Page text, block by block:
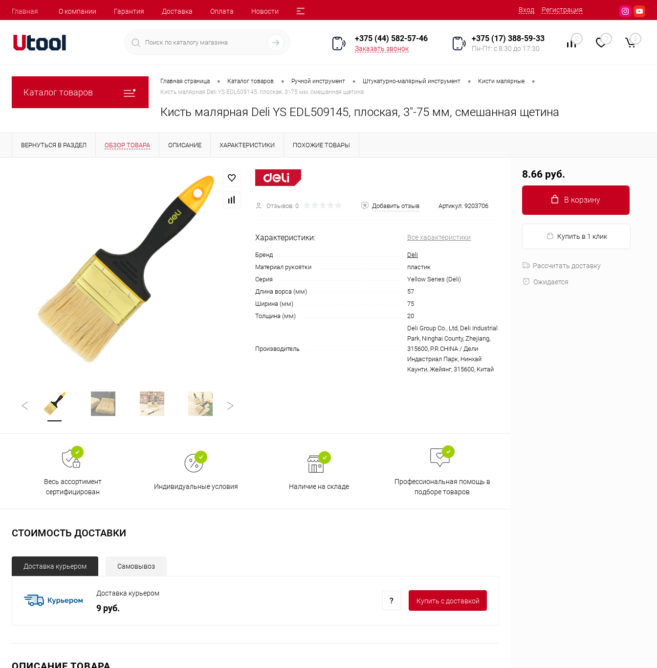
Главная О компании Гарантия Доставка Оплата Новости Вход Регистрация
+375 (44) 582-57-46
Заказать звонок
+375 (17) 388-59-33
Пн-Пт: с 8:30 до 17:30
0 0 0
Каталог товаров
Главная страница • Каталог товаров • Ручной инструмент • Штукатурно-малярный инструмент • Кисти малярные •
Кисть малярная Deli YS EDL509145, плоская, 3"-75 мм, смешанная щетина
Кисть малярная Deli YS EDL509145, плоская, 3"-75 мм, смешанная щетина
ВЕРНУТЬСЯ В РАЗДЕЛ ОБЗОР ТОВАРА ОПИСАНИЕ ХАРАКТЕРИСТИКИ ПОХОЖИЕ ТОВАРЫ
Отзывов: 0 Добавить отзыв Артикул: 9203706
Характеристики: Все характеристики
Бренд
Deli
Материал рукоятки
пластик
Серия
Yellow Series (Deli)
Длина ворса (мм)
57
Ширина (мм)
75
Толщина (мм)
20
Производитель
Deli Group Co., Ltd, Deli Industrial
Park, Ninghai County, Zhejiang,
315600, P.R.CHINA / Дели
Индастриал Парк, Нинхай
Каунти, Жейянг, 315600, Китай
Весь ассортимент
сертифицирован
Индивидуальные условия Наличие на складе
Профессиональная помощь в
подборе товаров
СТОИМОСТЬ ДОСТАВКИ
Доставка курьером Самовывоз
Доставка курьером
9 руб.
Купить с доставкой
8.66 руб.
В корзину
Купить в 1 клик
Рассчитать доставку
Ожидается